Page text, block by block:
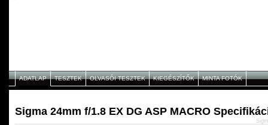
napellenz?`
ADATLAP TESZTEK OLVASÓI TESZTEK KIEGÉSZÍTŐK MINTA FOTÓK
Sigma 24mm f/1.8 EX DG ASP MACRO